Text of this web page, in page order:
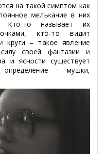
на такой симптом как
мелькание в них
Кто-то называет их
кто-то видит
круги – такое явление
своей фантазии и
и ясности существует
определение – мушки,